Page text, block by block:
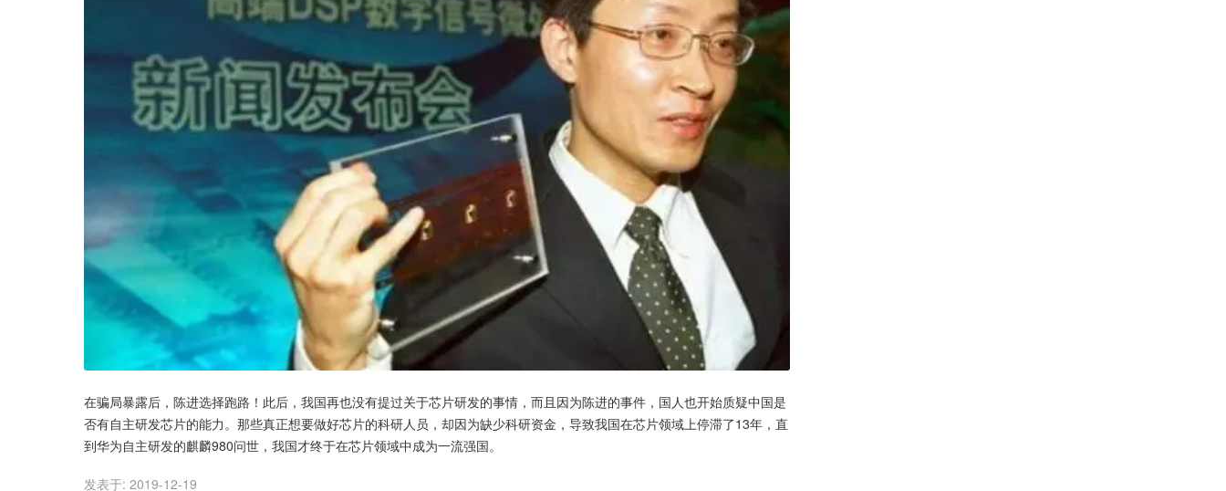
在骗局暴露后，陈进选择跑路！此后，我国再也没有提过关于芯片研发的事情，而且因为陈进的事件，国人也开始质疑中国是
否有自主研发芯片的能力。那些真正想要做好芯片的科研人员，却因为缺少科研资金，导致我国在芯片领域上停滞了13年，直
到华为自主研发的麒麟980问世，我国才终于在芯片领域中成为一流强国。
发表于: 2019-12-19